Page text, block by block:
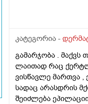
და
შეიძლება თუ არა
!
კატეგორია -
გამარჯობა . მაქვს
ლაითად რაც
ვისწავლე მართვა ,
სადაც არასდრის
შეიძლება